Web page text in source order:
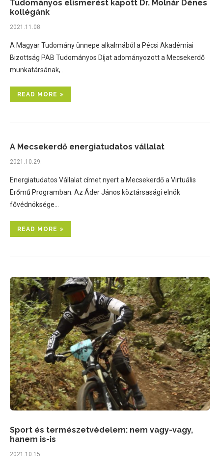
Tudományos elismerést kapott Dr. Molnár Dénes
kollégánk
2021.11.08.
A Magyar Tudomány ünnepe alkalmából a Pécsi Akadémiai
Bizottság PAB Tudományos Díjat adományozott a Mecsekerdő
munkatársának,…
READ MORE
A Mecsekerdő energiatudatos vállalat
2021.10.29.
Energiatudatos Vállalat címet nyert a Mecsekerdő a Virtuális
Erőmű Programban. Az Áder János köztársasági elnök
fővédnöksége…
READ MORE
Sport és természetvédelem: nem vagy-vagy,
hanem is-is
2021.10.15.